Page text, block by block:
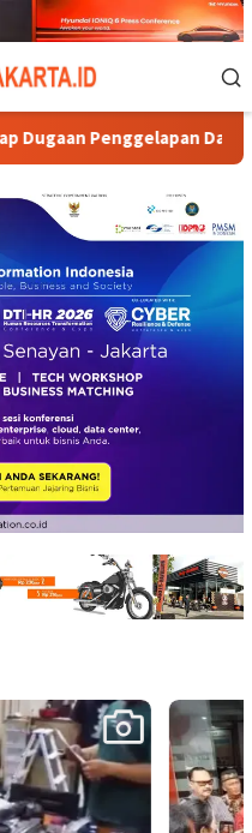
Dana Nasabah di